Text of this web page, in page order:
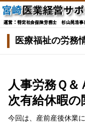
医療福祉の労務
人事労務Ｑ
次有給休暇の
今回は、産前産後休業